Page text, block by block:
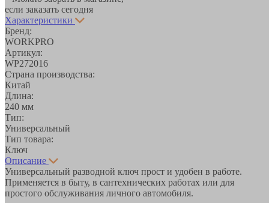
если заказать сегодня
Характеристики
Бренд:
WORKPRO
Артикул:
WP272016
Страна производства:
Китай
Длина:
240 мм
Тип:
Универсальный
Тип товара:
Ключ
Описание
Универсальный разводной ключ прост и удобен в работе.
Применяется в быту, в сантехнических работах или для
простого обслуживания личного автомобиля.